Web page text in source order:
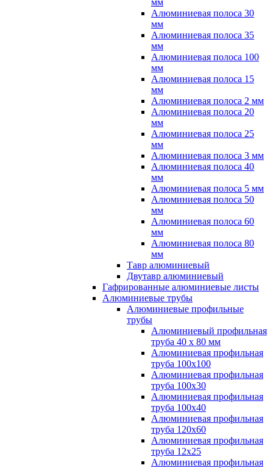
мм
Алюминиевая полоса 30
мм
Алюминиевая полоса 35
мм
Алюминиевая полоса 100
мм
Алюминиевая полоса 15
мм
Алюминиевая полоса 2 мм
Алюминиевая полоса 20
мм
Алюминиевая полоса 25
мм
Алюминиевая полоса 3 мм
Алюминиевая полоса 40
мм
Алюминиевая полоса 5 мм
Алюминиевая полоса 50
мм
Алюминиевая полоса 60
мм
Алюминиевая полоса 80
мм
Тавр алюминиевый
Двутавр алюминиевый
Гафрированные алюминиевые листы
Алюминиевые трубы
Алюминиевые профильные
трубы
Алюминиевый профильная
труба 40 х 80 мм
Алюминиевая профильная
труба 100х100
Алюминиевая профильная
труба 100х30
Алюминиевая профильная
труба 100х40
Алюминиевая профильная
труба 120х60
Алюминиевая профильная
труба 12x25
Алюминиевая профильная